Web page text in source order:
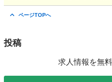
ページTOPへ
投稿
求人情報を無